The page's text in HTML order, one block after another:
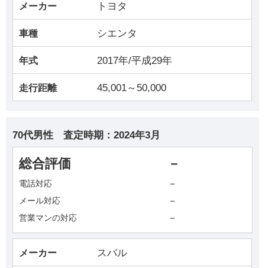
メーカー トヨタ
車種 シエンタ
年式 2017年/平成29年
走行距離 45,001～50,000
70代男性 査定時期： 2024年3月
総合評価 －
電話対応 －
メール対応 －
営業マンの対応 －
メーカー スバル